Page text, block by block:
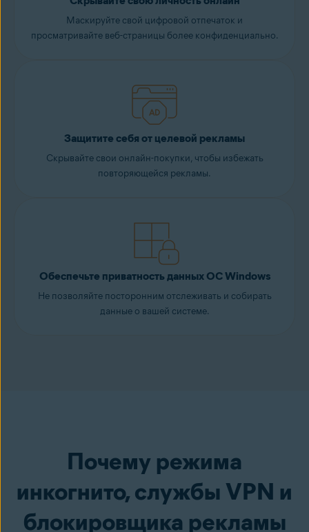
Маскируйте свой цифровой отпечаток и
просматривайте веб-страницы более конфиденциально.
Защитите себя от целевой рекламы
Скрывайте свои онлайн-покупки, чтобы избежать
повторяющейся рекламы.
Обеспечьте приватность данных ОС Windows
Не позволяйте посторонним отслеживать и собирать
данные о вашей системе.
Почему режима
инкогнито, службы VPN и
блокировщика рекламы